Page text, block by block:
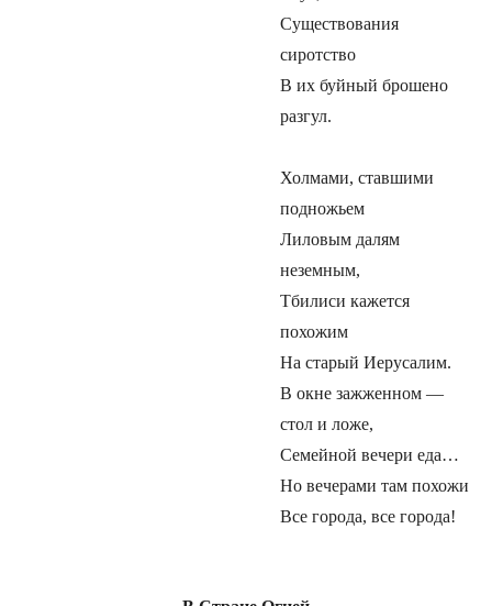
Существования
сиротство
В их буйный брошено
разгул.
Холмами, cтавшими
подножьем
Лиловым далям
неземным,
Тбилиси кажется
похожим
На старый Иерусалим.
В окне зажженном —
стол и ложе,
Семейной вечери еда…
Но вечерами там похожи
Все города, все города!